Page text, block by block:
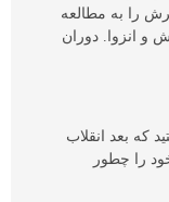
را به مطالعه
انزوا. دوران
که بعد انقلاب
سال انتخاب خود را چطور